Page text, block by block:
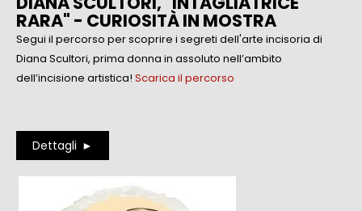
RARA" - CURIOSITÀ IN MOSTRA
Segui il percorso per scoprire i segreti dell'arte incisoria di
Diana Scultori, prima donna in assoluto nell’ambito
dell’incisione artistica! Scarica il percorso
Dettagli